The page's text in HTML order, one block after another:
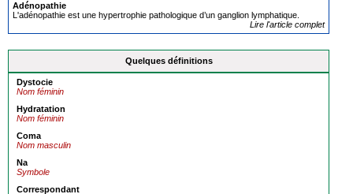
Adénopathie
L'adénopathie est une hypertrophie pathologique d’un ganglion lymphatique.
Lire l'article complet
Quelques définitions
Dystocie
Nom féminin
Hydratation
Nom féminin
Coma
Nom masculin
Na
Symbole
Correspondant